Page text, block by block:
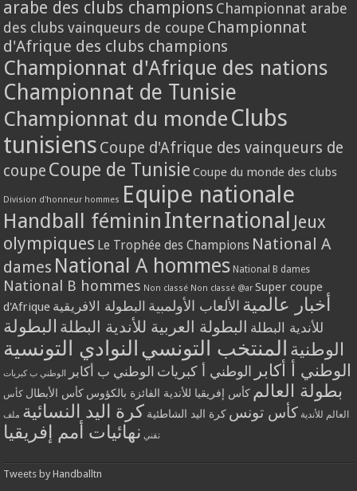
arabe des clubs champions Championnat arabe
des clubs vainqueurs de coupe Championnat
d'Afrique des clubs champions
Championnat d'Afrique des nations
Championnat de Tunisie
Championnat du monde Clubs
tunisiens Coupe d'Afrique des vainqueurs de
coupe Coupe de Tunisie Coupe du monde des clubs
Division d'honneur hommes Equipe nationale
Handball féminin International Jeux
olympiques Le Trophée des Champions National A
dames National A hommes National B dames
National B hommes Non classé Non classé @ar Super coupe
d'Afrique
أخبار عالمية الألعاب الأولمبية البطولة الافريقية
للأندية البطلة البطولة العربية للأندية البطلة البطولة
الوطنية المنتخب التونسي النوادي التونسية
الوطني أ أكابر الوطني أ كبريات الوطني ب أكابر الوطني ب كبريات
بطولة العالم كأس إفريقيا للأندية الفائزة بالكؤوس كأس الأبطال كأس
العالم للأندية كأس تونس كرة اليد الشاطئية كرة اليد النسائية ملف
تقني نهائيات أمم إفريقيا
Tweets by Handballtn